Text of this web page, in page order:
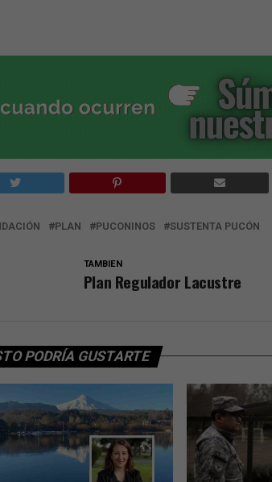
PLAN PUCONINOS SUSTENTA PUCÓN
TAMBIEN
Plan Regulador Lacustre
PODRÍA GUSTARTE